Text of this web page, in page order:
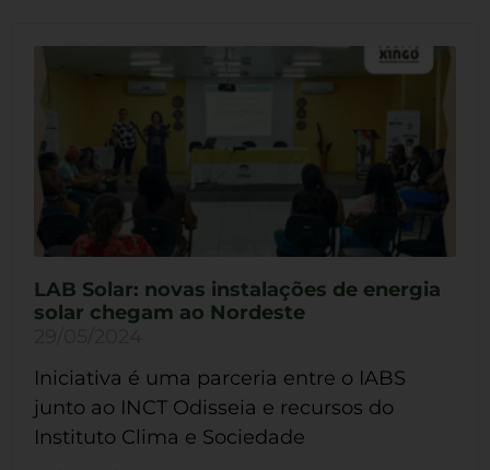
LAB Solar: novas instalações de energia
solar chegam ao Nordeste
Iniciativa é uma parceria entre o IABS
junto ao INCT Odisseia e recursos do
Instituto Clima e Sociedade